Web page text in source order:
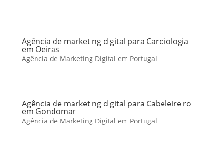
Agência de marketing digital para Cardiologia
em Oeiras
Agência de Marketing Digital em Portugal
Agência de marketing digital para Cabeleireiro
em Gondomar
Agência de Marketing Digital em Portugal